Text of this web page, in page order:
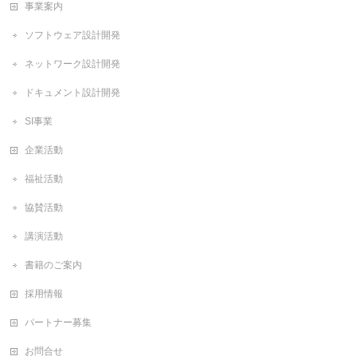
事業案内
ソフトウェア設計開発
ネットワーク設計開発
ドキュメント設計開発
SI事業
企業活動
福祉活動
協賛活動
講演活動
書籍のご案内
採用情報
パートナー募集
お問合せ